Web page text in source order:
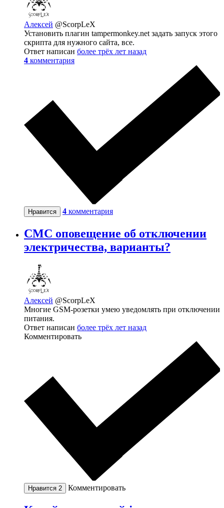
Алексей @ScorpLeX
Установить плагин tampermonkey.net задать запуск этого
скрипта для нужного сайта, все.
Ответ написан более трёх лет назад
4 комментария
Нравится 4 комментария
СМС оповещение об отключении
электричества, варианты?
Алексей @ScorpLeX
Многие GSM-розетки умею уведомлять при отключении
питания.
Ответ написан более трёх лет назад
Комментировать
Нравится 2 Комментировать